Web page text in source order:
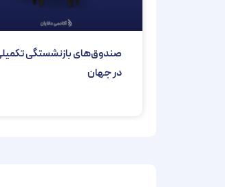
صندوق‌های بازنشستگی
در جهان